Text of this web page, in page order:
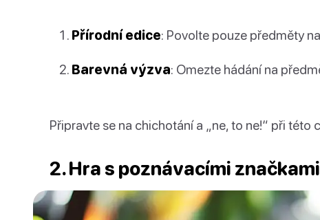
Přírodní edice: Povolte pouze předměty
Barevná výzva: Omezte hádání na
Připravte se na chichotání a „ne, to ne!“ při této
2. Hra s poznávacími značkami